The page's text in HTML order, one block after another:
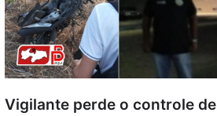
Vigilante perde o controle de